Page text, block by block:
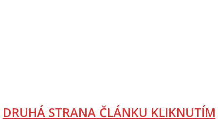
DRUHÁ STRANA ČLÁNKU KLIKNUTÍM